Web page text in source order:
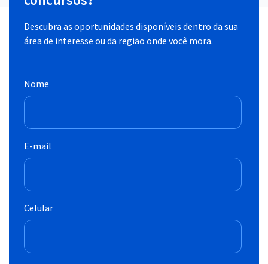
Descubra as oportunidades disponíveis dentro da sua
área de interesse ou da região onde você mora.
Nome
E-mail
Celular